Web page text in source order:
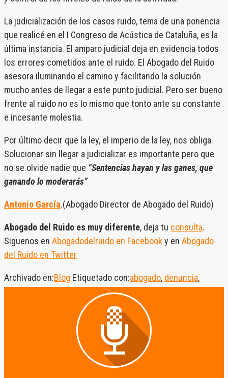
La judicialización de los casos ruido, tema de una ponencia
que realicé en el I Congreso de Acústica de Cataluña, es la
última instancia. El amparo judicial deja en evidencia todos
los errores cometidos ante el ruido. El Abogado del Ruido
asesora iluminando el camino y facilitando la solución
mucho antes de llegar a este punto judicial. Pero ser bueno
frente al ruido no es lo mismo que tonto ante su constante
e incesante molestia.
Por último decir que la ley, el imperio de la ley, nos obliga.
Solucionar sin llegar a judicializar es importante pero que
no se olvide nadie que “Sentencias hayan y las ganes, que
ganando lo moderarás”
Antonio García.(Abogado Director de Abogado del Ruido)
Abogado del Ruido es muy diferente, deja tu consulta.
Siguenos en Abogadodelruido en Facebooky en Abogado
del Ruido en Twitter
Archivado en:Blog Etiquetado con:abogado, denuncia,
salud,SALUDABLE